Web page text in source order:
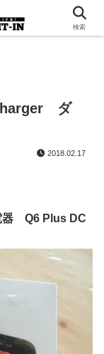
ンのウェブサイトです
ダ
2018.02.17
器 Q6 Plus DC
検索